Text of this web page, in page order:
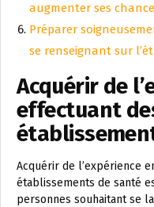
augmenter ses
Préparer
se renseignant sur
Acquérir de
effectuant
Acquérir de l’expérience
établissements de santé
personnes souhaitant se